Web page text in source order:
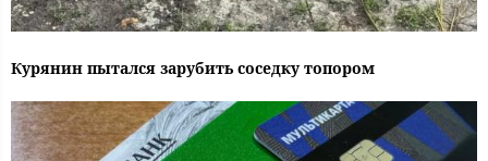
Курянин пытался зарубить соседку топором